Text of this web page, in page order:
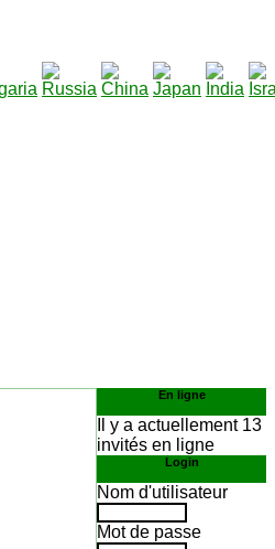
En ligne
Il y a actuellement 13
invités en ligne
Login
Nom d'utilisateur
Mot de passe